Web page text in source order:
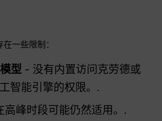
一些限制：
模型 - 没有内置访问克劳德或
智能引擎的权限。.
高峰时段可能仍然适用。.